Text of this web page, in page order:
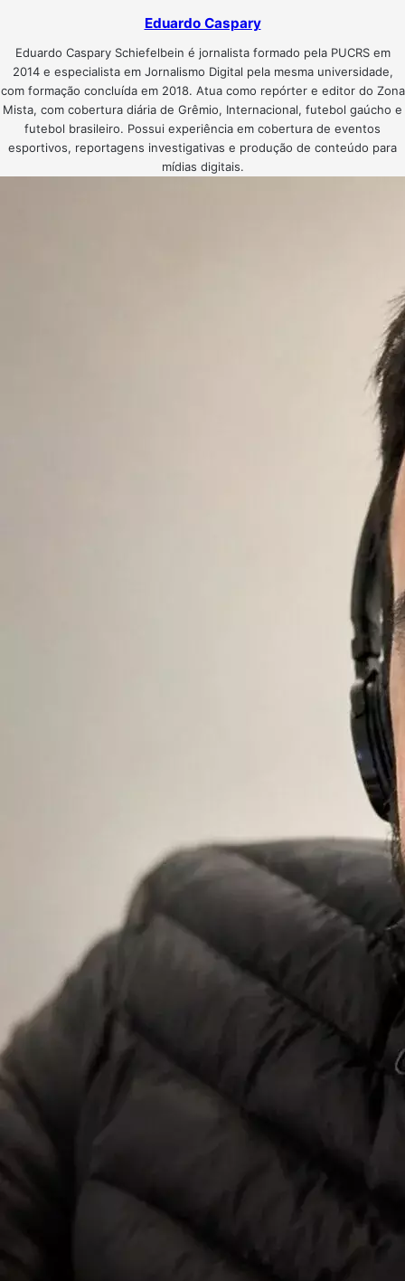
Eduardo Caspary
Eduardo Caspary Schiefelbein é jornalista formado pela PUCRS em
2014 e especialista em Jornalismo Digital pela mesma universidade,
com formação concluída em 2018. Atua como repórter e editor do Zona
Mista, com cobertura diária de Grêmio, Internacional, futebol gaúcho e
futebol brasileiro. Possui experiência em cobertura de eventos
esportivos, reportagens investigativas e produção de conteúdo para
mídias digitais.